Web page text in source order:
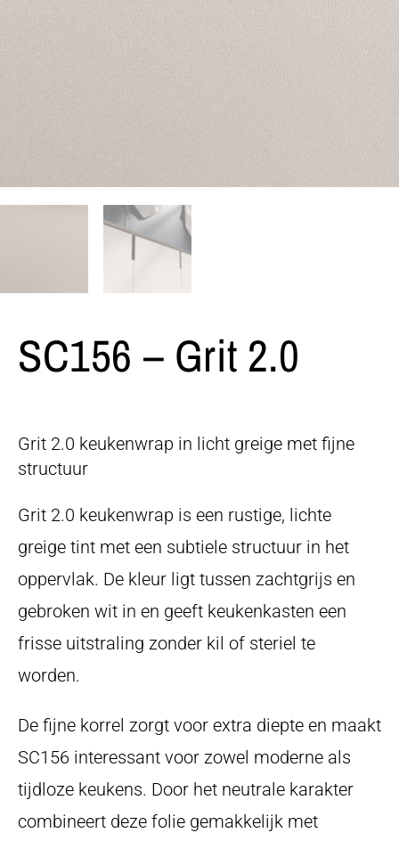
SC156 – Grit 2.0
Grit 2.0 keukenwrap in licht greige met fijne
structuur
Grit 2.0 keukenwrap is een rustige, lichte
greige tint met een subtiele structuur in het
oppervlak. De kleur ligt tussen zachtgrijs en
gebroken wit in en geeft keukenkasten een
frisse uitstraling zonder kil of steriel te
worden.
De fijne korrel zorgt voor extra diepte en maakt
SC156 interessant voor zowel moderne als
tijdloze keukens. Door het neutrale karakter
combineert deze folie gemakkelijk met